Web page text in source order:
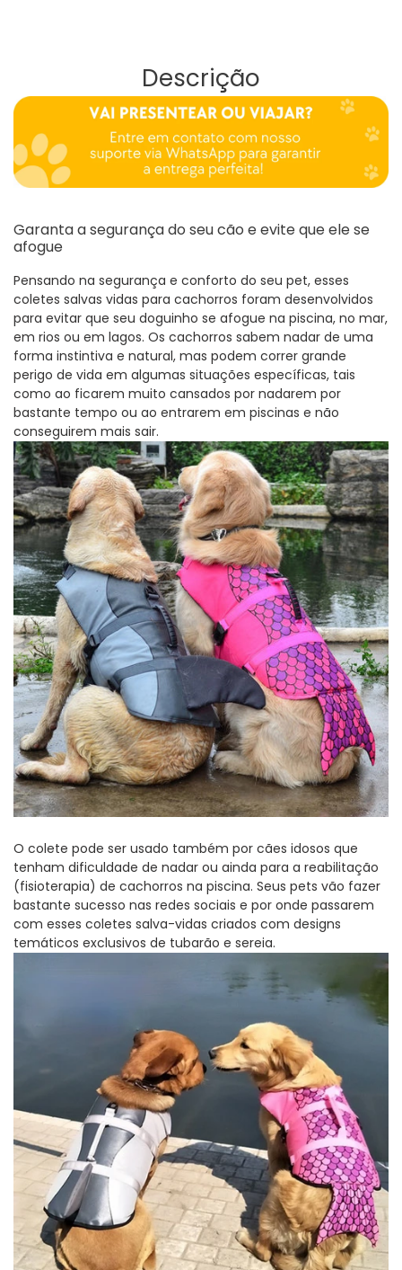
Descrição
Garanta a segurança do seu cão e evite que ele se
afogue
Pensando na segurança e conforto do seu pet, esses
coletes salvas vidas para cachorros foram desenvolvidos
para evitar que seu doguinho se afogue na piscina, no mar,
em rios ou em lagos. Os cachorros sabem nadar de uma
forma instintiva e natural, mas podem correr grande
perigo de vida em algumas situações específicas, tais
como ao ficarem muito cansados por nadarem por
bastante tempo ou ao entrarem em piscinas e não
conseguirem mais sair.
O colete pode ser usado também por cães idosos que
tenham dificuldade de nadar ou ainda para a reabilitação
(fisioterapia) de cachorros na piscina. Seus pets vão fazer
bastante sucesso nas redes sociais e por onde passarem
com esses coletes salva-vidas criados com designs
temáticos exclusivos de tubarão e sereia.